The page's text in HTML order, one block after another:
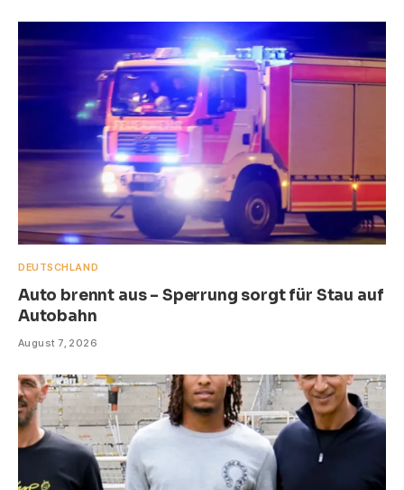
DEUTSCHLAND
Auto brennt aus – Sperrung sorgt für Stau auf
Autobahn
August 7, 2026